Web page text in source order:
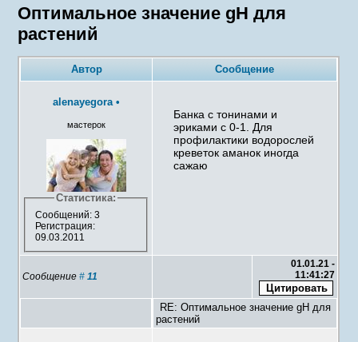
Оптимальное значение gH для
растений
Автор Сообщение
alenayegora •
мастерок
Статистика:
Сообщений: 3
Регистрация:
09.03.2011
Банка с тонинами и
эриками с 0-1. Для
профилактики водорослей
креветок аманок иногда
сажаю
Сообщение#11
01.01.21 -
11:41:27
RE: Оптимальное значение gH для
растений